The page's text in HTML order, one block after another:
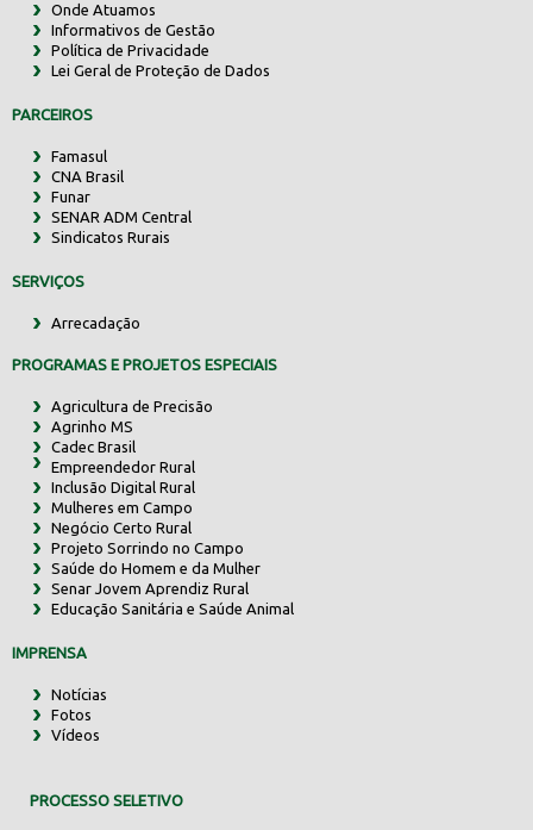
Onde Atuamos
Informativos de Gestão
Política de Privacidade
Lei Geral de Proteção de Dados
PARCEIROS
Famasul
CNA Brasil
Funar
SENAR ADM Central
Sindicatos Rurais
SERVIÇOS
Arrecadação
PROGRAMAS E PROJETOS ESPECIAIS
Agricultura de Precisão
Agrinho MS
Cadec Brasil
Empreendedor Rural
Inclusão Digital Rural
Mulheres em Campo
Negócio Certo Rural
Projeto Sorrindo no Campo
Saúde do Homem e da Mulher
Senar Jovem Aprendiz Rural
Educação Sanitária e Saúde Animal
IMPRENSA
Notícias
Fotos
Vídeos
PROCESSO SELETIVO